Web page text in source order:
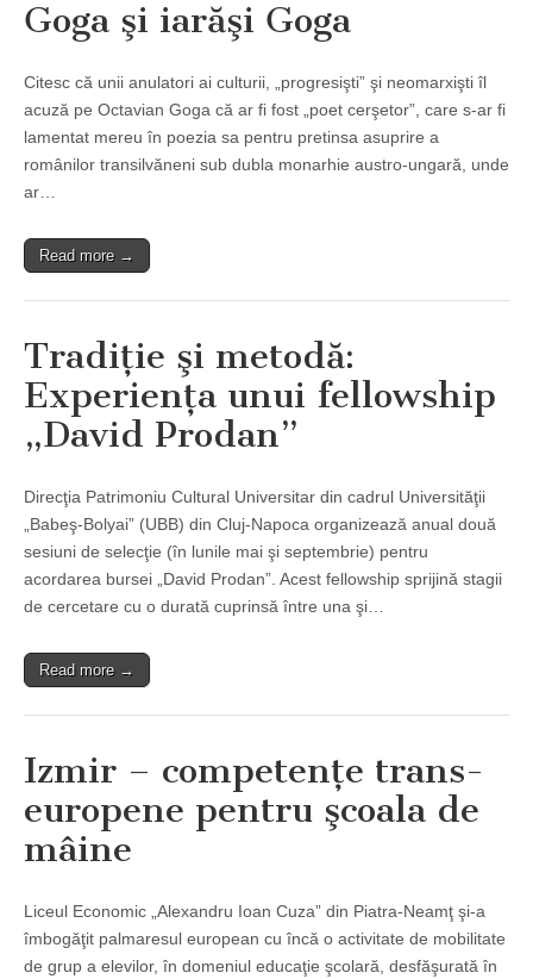
Goga şi iarăşi Goga
Citesc că unii anulatori ai culturii, „progresişti” şi neomarxişti îl
acuză pe Octavian Goga că ar fi fost „poet cerşetor”, care s-ar fi
lamentat mereu în poezia sa pentru pretinsa asuprire a
românilor transilvăneni sub dubla monarhie austro-ungară, unde
ar…
Read more →
Tradiţie şi metodă:
Experienţa unui fellowship
„David Prodan”
Direcţia Patrimoniu Cultural Universitar din cadrul Universităţii
„Babeş-Bolyai” (UBB) din Cluj-Napoca organizează anual două
sesiuni de selecţie (în lunile mai şi septembrie) pentru
acordarea bursei „David Prodan”. Acest fellowship sprijină stagii
de cercetare cu o durată cuprinsă între una şi…
Read more →
Izmir – competenţe trans-
europene pentru şcoala de
mâine
Liceul Economic „Alexandru Ioan Cuza” din Piatra-Neamţ şi-a
îmbogăţit palmaresul european cu încă o activitate de mobilitate
de grup a elevilor, în domeniul educaţie şcolară, desfăşurată în